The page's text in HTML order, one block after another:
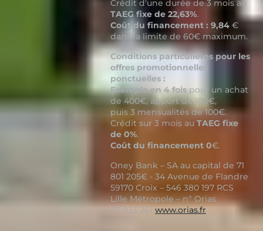
Crédit d'une durée de 3 mois au
TAEG fixe de 22,63%.
Coût du financement : 9,84 €
dans la limite de 60€ maximum.
Conditions particulières pour les
offres promotionnelles
ponctuelles :
Exemple en 4 foispour un achat
de 400€, apport de 100€,
puis 3 mensualités de 100€.
Crédit sur 3 mois au TAEG fixe
de 0%.
Coût du financement 0€.
Oney Bank – SA au capital de 71
801 205€ - 34 Avenue de Flandre
59170 Croix – 546 380 197 RCS
Lille Métropole – n° Orias
07 023 261 www.orias.fr